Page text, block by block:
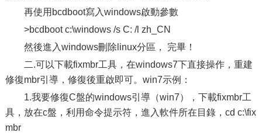
再使用bcdboot寫入windows啟動參數
>bcdboot c:\windows /s C: /l zh_CN
然後進入windows刪除linux分區， 完畢！
二.可以下載fixmbr工具，在windows7下直接操作，重建
修復mbr引導，修復後重啟即可。win7示例：
1.我要修復C盤的windows引導（win7），下載fixmbr工
具，放在c盤，利用命令提示符，進入軟件所在目錄，cd c:\fix
mbr